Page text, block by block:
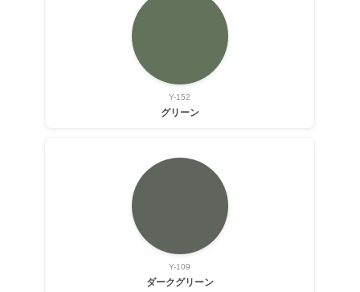
Y-152
グリーン
Y-109
ダークグリーン